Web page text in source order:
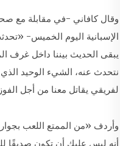
وقال كافاني -في مقابلة مع
الإسبانية اليوم الخميس-
يبقى الحديث بيننا داخل غرف
نتحدث عنه، الشيء الوحيد
لفريقي يقاتل معنا من أجل
وأردف «من الممتع اللعب بجوار
أنه ليس عليك أن تكون صديقًا